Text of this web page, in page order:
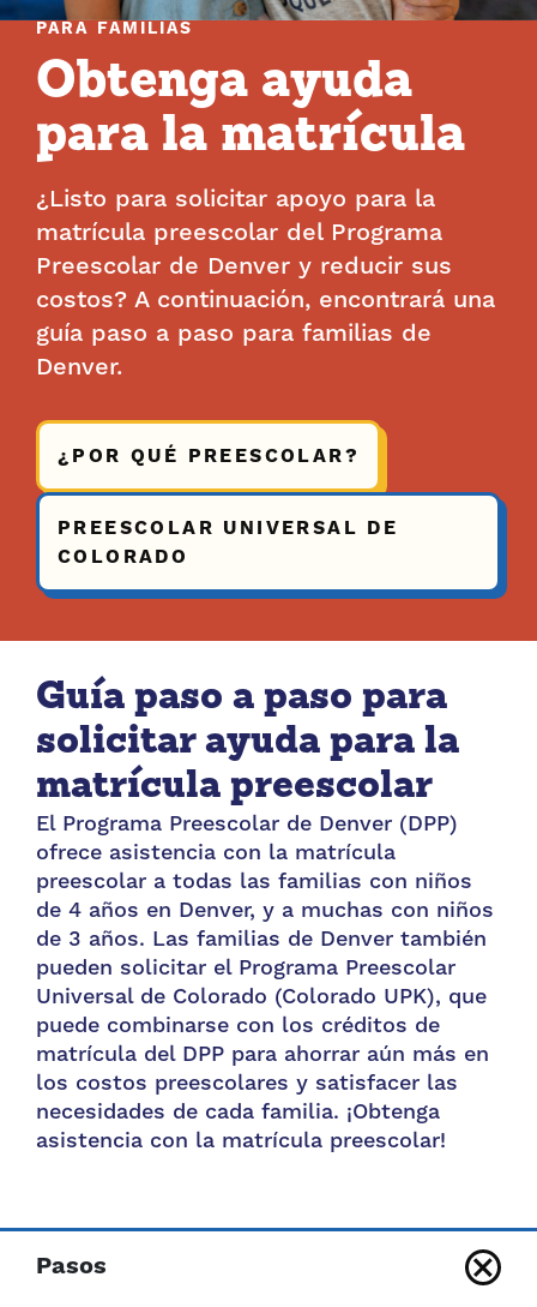
PARA FAMILIAS
Obtenga ayuda
para la matrícula
¿Listo para solicitar apoyo para la
matrícula preescolar del Programa
Preescolar de Denver y reducir sus
costos? A continuación, encontrará una
guía paso a paso para familias de
Denver.
¿POR QUÉ PREESCOLAR?
PREESCOLAR UNIVERSAL DE
COLORADO
Guía paso a paso para
solicitar ayuda para la
matrícula preescolar
El Programa Preescolar de Denver (DPP)
ofrece asistencia con la matrícula
preescolar a todas las familias con niños
de 4 años en Denver, y a muchas con niños
de 3 años. Las familias de Denver también
pueden solicitar el Programa Preescolar
Universal de Colorado (Colorado UPK), que
puede combinarse con los créditos de
matrícula del DPP para ahorrar aún más en
los costos preescolares y satisfacer las
necesidades de cada familia. ¡Obtenga
asistencia con la matrícula preescolar!
Pasos